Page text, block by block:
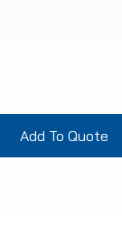
Add To Quote